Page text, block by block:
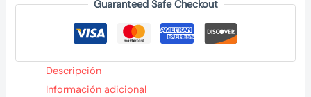
Guaranteed Safe Checkout
Descripción
Información adicional